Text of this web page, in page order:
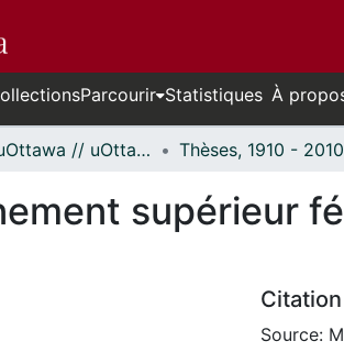
Parcourir Statistiques À
Thèses uOttawa // uOttawa Theses
supérieur
Citation
Source: